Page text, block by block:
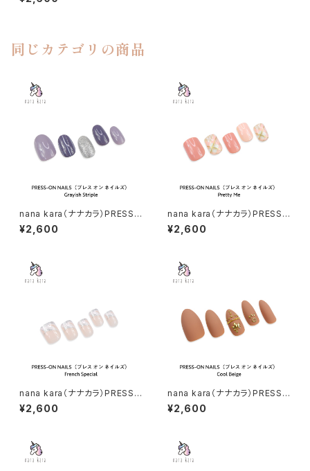
ズ）Music and Beauty
同じカテゴリの商品
nana kara（ナナカラ）PRESS-
ON NAILS（プレス オン ネイル
ズ）Grayish Striple
¥2,600
nana kara（ナナカラ）PRESS-
ON NAILS（プレス オン ネイル
ズ）Pretty Me
¥2,600
nana kara（ナナカラ）PRESS-
ON NAILS（プレス オン ネイル
ズ）French Special
¥2,600
nana kara（ナナカラ）PRESS-
ON NAILS（プレス オン ネイル
ズ）Cool Beige
¥2,600